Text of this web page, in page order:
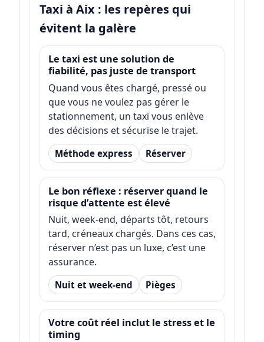
Taxi à Aix : les repères qui
évitent la galère
Le taxi est une solution de
fiabilité, pas juste de transport
Quand vous êtes chargé, pressé ou
que vous ne voulez pas gérer le
stationnement, un taxi vous enlève
des décisions et sécurise le trajet.
Méthode express Réserver
Le bon réflexe : réserver quand le
risque d’attente est élevé
Nuit, week-end, départs tôt, retours
tard, créneaux chargés. Dans ces cas,
réserver n’est pas un luxe, c’est une
assurance.
Nuit et week-end Pièges
Votre coût réel inclut le stress et le
timing